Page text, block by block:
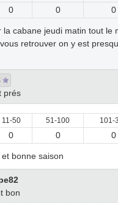
0 0 0
la cabane jeudi matin tout le
retrouver on y est
prés
11-50 51-100 101-
0 0 0
bonne saison
bon